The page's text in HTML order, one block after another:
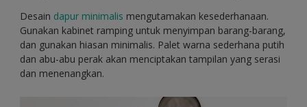
Desain dapur minimalis mengutamakan kesederhanaan.
Gunakan kabinet ramping untuk menyimpan barang-barang,
dan gunakan hiasan minimalis. Palet warna sederhana putih
dan abu-abu perak akan menciptakan tampilan yang serasi
dan menenangkan.